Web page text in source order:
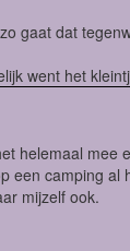
gaat dat
went het
helemaal mee
een camping al
mijzelf ook.